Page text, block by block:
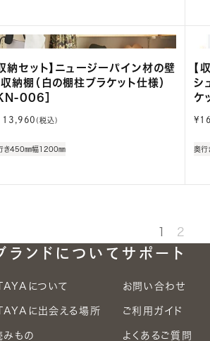
収納セット】ニュージーパイン材の壁
納棚（白の棚柱ブラケット仕様）
KN-006］
(税込)
き450㎜幅1200㎜
【
シ
ケ
通
格
奥
2
ランドについて
について
に出会える場所
みもの
サポート
お問い合わせ
ご利用ガイド
よくあるご質問